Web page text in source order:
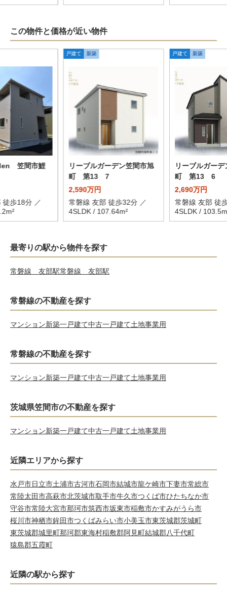
この物件と価格が近い物件
笠間市鯉
徒歩18分 ／
戸建て 新築
リーブルガーデン笠間市旭
町 第13 7
2,590万円
常磐線 友部 徒歩32分 ／
4SLDK / 107.64m²
戸建て 新築
リーブルガーデ
町 第13 6
2,690万円
常磐線 友部 徒
4SLDK /
最寄りの駅から物件を探す
常磐線 友部駅常磐線 友部駅
常磐線の不動産を探す
マンション新築一戸建て中古一戸建て土地事業用
常磐線の不動産を探す
マンション新築一戸建て中古一戸建て土地事業用
茨城県笠間市の不動産を探す
マンション新築一戸建て中古一戸建て土地事業用
近隣エリアから探す
水戸市日立市土浦市古河市石岡市結城市龍ケ崎市下妻市常総市
常陸太田市高萩市北茨城市取手市牛久市つくば市ひたちなか市
守谷市常陸大宮市那珂市筑西市坂東市稲敷市かすみがうら市
桜川市神栖市鉾田市つくばみらい市小美玉市東茨城郡茨城町
東茨城郡城里町那珂郡東海村稲敷郡阿見町結城郡八千代町
猿島郡五霞町
近隣の駅から探す